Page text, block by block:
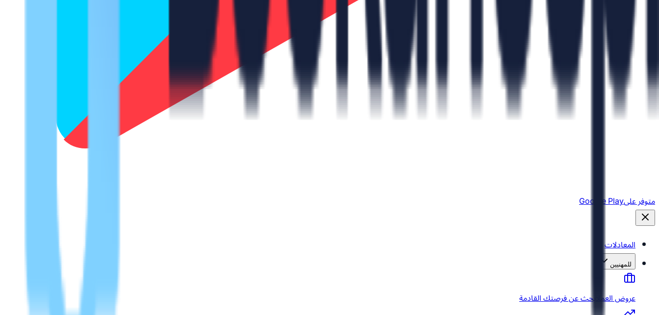
متوفر علىGoogle Play
المعادلات
للمهنيين
عروض العمل ابحث عن فرصتك القادمة